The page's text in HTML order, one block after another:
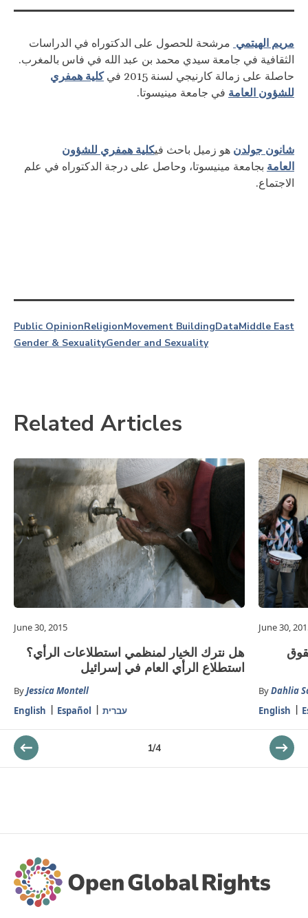
مريم الهيتمي مرشحة للحصول على الدكتوراه في الدراسات
الثقافية في جامعة سيدي محمد بن عبد الله في فاس بالمغرب.
حاصلة على زمالة كارنيجي لسنة 2015 في
كلية همفري
للشؤون العامة في جامعة مينيسوتا.
شانون جولدن هو زميل باحث فيكلية همفري للشؤون
العامة بجامعة مينيسوتا، وحاصل على درجة الدكتوراه في علم
الاجتماع.
Public OpinionReligionMovement BuildingDataMiddle East
Gender & SexualityGender and Sexuality
Related Articles
June 30, 2015
هل نترك الخيار لمنظمي استطلاعات الرأي؟
استطلاع الرأي العام في إسرائيل
ByJessica Montell
English
Español עברית
June 30,
ByDahlia
English
1/4